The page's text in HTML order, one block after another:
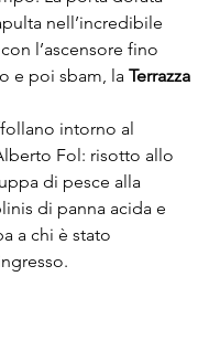
nell’incredibile
l’ascensore fino
e poi sbam, la Terrazza
intorno al
Fol: risotto allo
di pesce alla
di panna acida e
a chi è stato